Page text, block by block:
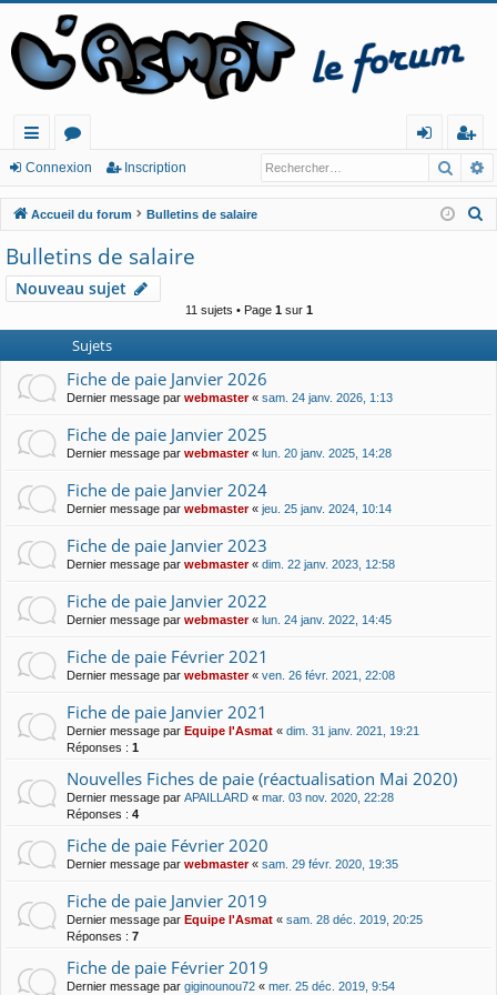
ac
co
ur
cis
or
u
m
s
n
ne
ns
cri
pt
Connexion Inscription
Accueil du forum Bulletins de salaire
c
Bulletins de salaire
Nouveau sujet
11 sujets • Page 1sur 1
Sujets
Fiche de paie Janvier 2026
Dernier message par webmaster« sam. 24 janv. 2026, 1:13
Fiche de paie Janvier 2025
Dernier message par webmaster« lun. 20 janv. 2025, 14:28
Fiche de paie Janvier 2024
Dernier message par webmaster« jeu. 25 janv. 2024, 10:14
Fiche de paie Janvier 2023
Dernier message par webmaster« dim. 22 janv. 2023, 12:58
Fiche de paie Janvier 2022
Dernier message par webmaster« lun. 24 janv. 2022, 14:45
Fiche de paie Février 2021
Dernier message par webmaster« ven. 26 févr. 2021, 22:08
Fiche de paie Janvier 2021
Dernier message par Equipe l'Asmat « dim. 31 janv. 2021, 19:21
Réponses : 1
Nouvelles Fiches de paie (réactualisation Mai 2020)
Dernier message par APAILLARD « mar. 03 nov. 2020, 22:28
Réponses : 4
Fiche de paie Février 2020
Dernier message par webmaster« sam. 29 févr. 2020, 19:35
Fiche de paie Janvier 2019
Dernier message par Equipe l'Asmat « sam. 28 déc. 2019, 20:25
Réponses : 7
Fiche de paie Février 2019
Dernier message par giginounou72 « mer. 25 déc. 2019, 9:54